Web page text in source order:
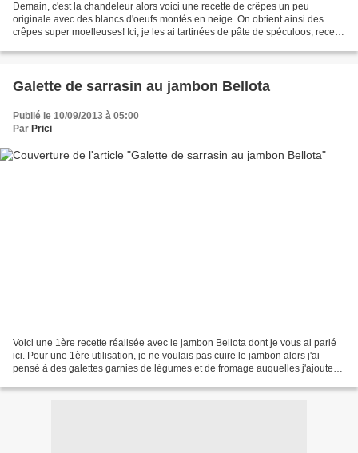
Demain, c'est la chandeleur alors voici une recette de crêpes un peu
originale avec des blancs d'oeufs montés en neige. On obtient ainsi des
crêpes super moelleuses! Ici, je les ai tartinées de pâte de spéculoos, recette
Galette de sarrasin au jambon Bellota
Publié le 10/09/2013 à 05:00
Par Prici
Voici une 1ère recette réalisée avec le jambon Bellota dont je vous ai parlé
ici. Pour une 1ère utilisation, je ne voulais pas cuire le jambon alors j'ai
pensé à des galettes garnies de légumes et de fromage auquelles j'ajoute